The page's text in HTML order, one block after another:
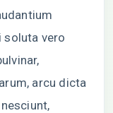
soluta vero
arcu dicta